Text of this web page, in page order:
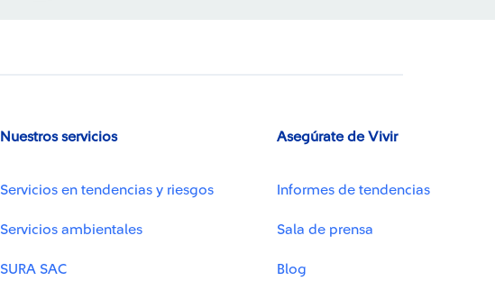
Nuestros servicios
Servicios en tendencias y riesgos
Servicios ambientales
SURA SAC
Asegúrate de Vivir
Informes de tendencias
Sala de prensa
Blog